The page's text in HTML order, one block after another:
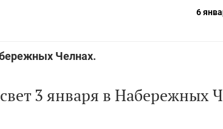
6
Челнах.
3 января в Набережных